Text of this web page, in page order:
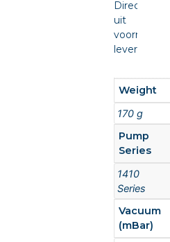
Direct
uit
voorraad
leverbaar.
Weight
170 g
Pump
Series
1410
Series
Vacuum
(mBar)